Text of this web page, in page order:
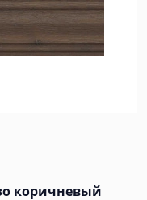
коричневый